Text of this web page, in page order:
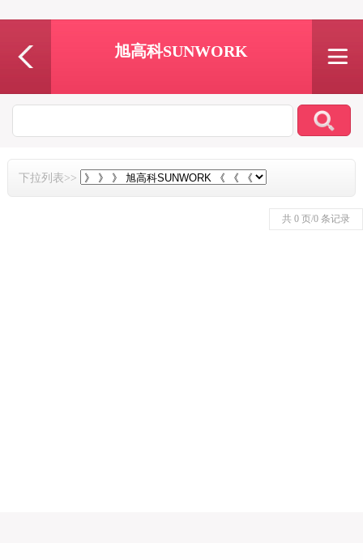
旭高科SUNWORK
下拉列表>>
共 0 页/0 条记录